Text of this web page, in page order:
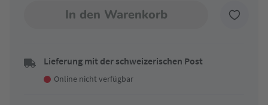
In den Warenkorb
Lieferung mit der schweizerischen Post
Online nicht verfügbar